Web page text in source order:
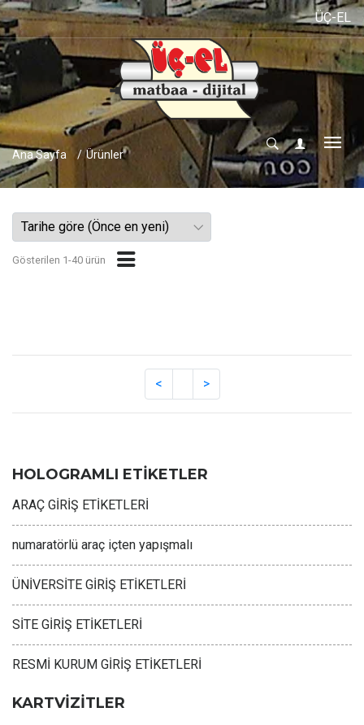
ÜÇ-EL
Ana Sayfa Ürünler
Gösterilen 1-40 ürün
HOLOGRAMLI ETİKETLER
ARAÇ GİRİŞ ETİKETLERİ
numaratörlü araç içten yapışmalı
ÜNİVERSİTE GİRİŞ ETİKETLERİ
SİTE GİRİŞ ETİKETLERİ
RESMİ KURUM GİRİŞ ETİKETLERİ
KARTVİZİTLER